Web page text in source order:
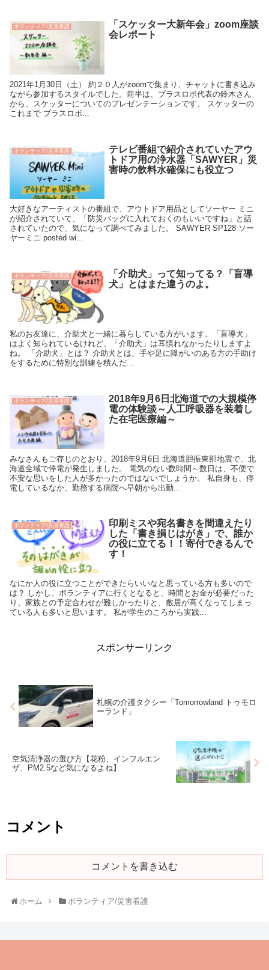
ボランティア/災害看護
「スケッター大新年会」zoom座談
会レポート
2021年1月30日（土） 約２０人がzoomで集まり、チャットに書き込み
ながら参加するスタイルでした。前半は、プラスロボ代表の鈴木さん
から、スケッターについてのプレゼンテーションです。 スケッターの
これまで プラスロボ...
ボランティア/災害看護
テレビ番組で紹介されていたアウ
トドア用の浄水器「SAWYER」災
害時の飲料水確保にも役立つ
大好きなアーティストの番組で、アウトドア用品としてソーヤー ミニ
が紹介されていて、「防災バッグに入れておくのもいいですね」と話
されていたので、気になって調べてみました。 SAWYER SP128 ソー
ヤーミニ posted wi...
ボランティア/災害看護
「介助犬」って知ってる？「盲導
犬」とはまた違うのよ。
私のお友達に、介助犬と一緒に暮らしている方がいます。「盲導犬」
はよく知られているけれど、「介助犬」は耳慣れなかったりしますよ
ね。 「介助犬」とは？ 介助犬とは、手や足に障がいのある方の手助け
をするために特別な訓練を積んだ...
ボランティア/災害看護
2018年9月6日北海道での大規模停
電の体験談～人工呼吸器を装着し
た在宅医療編～
みなさんもご存じのとおり、2018年9月6日 北海道胆振東部地震で、北
海道全域で停電が発生しました。 電気のない数時間～数日は、不便で
不安な思いをした人が多かったのではないでしょうか。 私自身も、停
電しているなか、勤務する病院へ早朝から出勤...
ボランティア/災害看護
印刷ミスや宛名書きを間違えたり
した「書き損じはがき」で、誰か
の役に立てる！！寄付できるんで
す！
なにか人の役に立つことができたらいいなと思っている方も多いので
は？ しかし、ボランティアに行くとなると、時間とお金が必要だった
り、家族との予定合わせが難しかったりと、敷居が高くなってしまっ
ている人も多いと思います。 私が学生のころから実践...
スポンサーリンク
札幌の介護タクシー「Tomorrowland トゥモロ
ーランド」
空気清浄器の選び方【花粉、インフルエン
ザ、PM2.5など気になるよね】
コメント
コメントを書き込む
ホーム ボランティア/災害看護